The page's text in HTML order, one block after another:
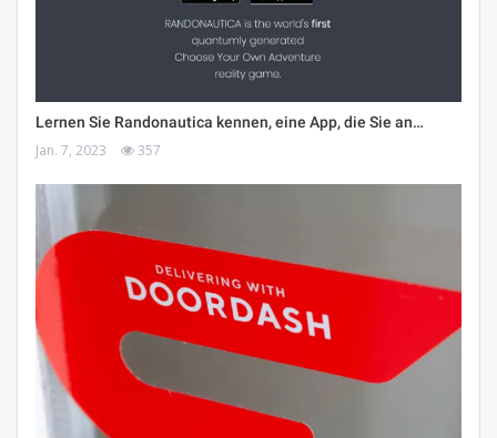
Lernen Sie Randonautica kennen, eine App, die Sie an…
Jan. 7, 2023 357